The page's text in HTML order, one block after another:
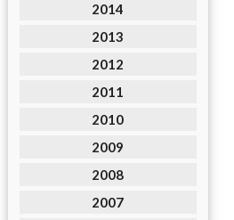
2014
2013
2012
2011
2010
2009
2008
2007